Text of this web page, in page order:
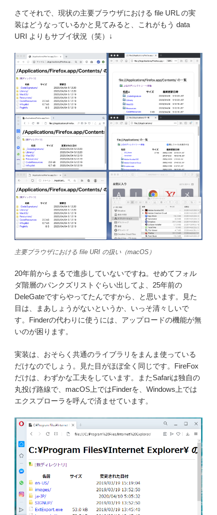
さてそれで、現状の主要ブラウザにおける file URL の実
装はどうなっているかと見てみると、これがもう data
URI よりもサブイ状況（笑）↓
主要ブラウザにおける file URI の扱い（macOS）
20年前からまるで進歩していないですね。せめてフォル
ダ階層のパンクズリストぐらい出してよ、25年前の
DeleGateですらやってたんですから、と思います。見た
目は、まあしょうがないというか、いっそ清々しいで
す。Finderの代わりに使うには、アップロードの機能が無
いのが困ります。
実装は、おそらく共通のライブラリをまんま使っている
だけなのでしょう。見た目がほぼ全く同じです。FireFox
だけは、わずかな工夫をしています。またSafariは独自の
丸投げ路線で、macOS上ではFinderを、Windows上では
エクスプローラを呼んで済ませています。